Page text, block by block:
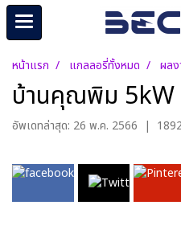
หน้าแรก แกลลอรี่ทั้งหมด ผล
บ้านคุณพิม 5kW
อัพเดทล่าสุด: 26 พ.ค. 2566 |